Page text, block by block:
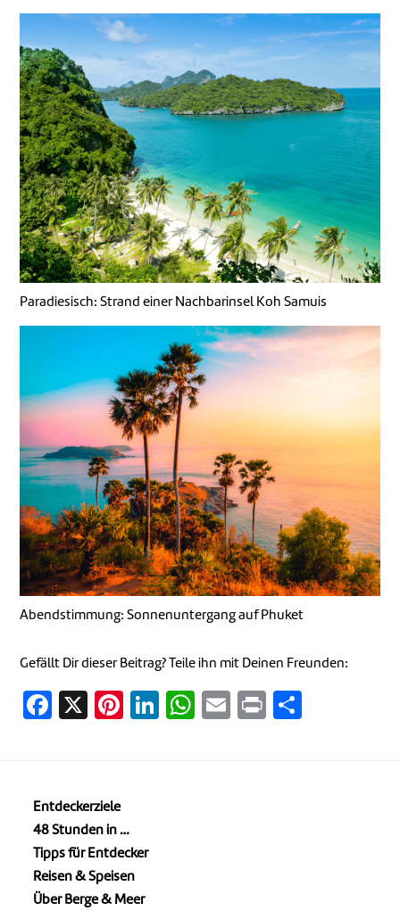
Paradiesisch: Strand einer Nachbarinsel Koh Samuis
Abendstimmung: Sonnenuntergang auf Phuket
Gefällt Dir dieser Beitrag? Teile ihn mit Deinen Freunden:
Facebook
X Pinterest
LinkedIn
WhatsApp
EmailPrint
Entdeckerziele
48 Stunden in …
Tipps für Entdecker
Reisen & Speisen
Über Berge & Meer